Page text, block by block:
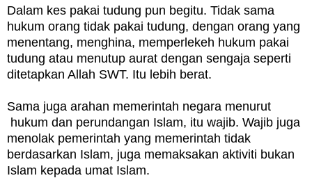
Dalam kes pakai tudung pun begitu. Tidak sama
hukum orang tidak pakai tudung, dengan orang yang
menentang, menghina, memperlekeh hukum pakai
tudung atau menutup aurat dengan sengaja seperti
ditetapkan Allah SWT. Itu lebih berat.
Sama juga arahan memerintah negara menurut
hukum dan perundangan Islam, itu wajib. Wajib juga
menolak pemerintah yang memerintah tidak
berdasarkan Islam, juga memaksakan aktiviti bukan
Islam kepada umat Islam.